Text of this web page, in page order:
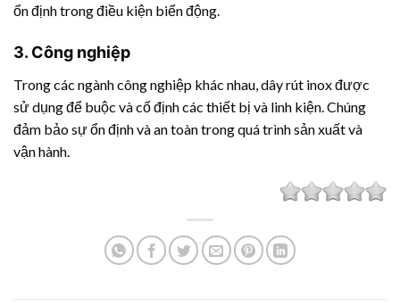
ổn định trong điều kiện biển động.
3. Công nghiệp
Trong các ngành công nghiệp khác nhau, dây rút inox được
sử dụng để buộc và cố định các thiết bị và linh kiện. Chúng
đảm bảo sự ổn định và an toàn trong quá trình sản xuất và
vận hành.